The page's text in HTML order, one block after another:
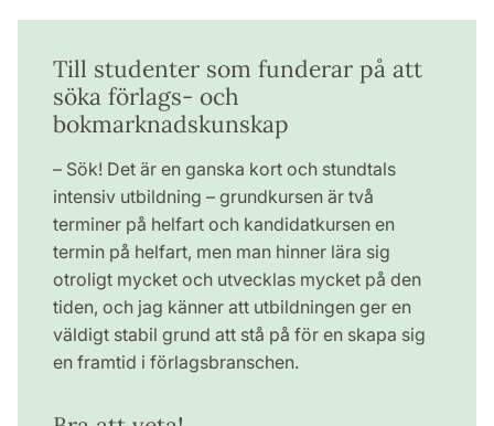
Till studenter som funderar på att
söka förlags- och
bokmarknadskunskap
– Sök! Det är en ganska kort och stundtals
intensiv utbildning – grundkursen är två
terminer på helfart och kandidatkursen en
termin på helfart, men man hinner lära sig
otroligt mycket och utvecklas mycket på den
tiden, och jag känner att utbildningen ger en
väldigt stabil grund att stå på för en skapa sig
en framtid i förlagsbranschen.